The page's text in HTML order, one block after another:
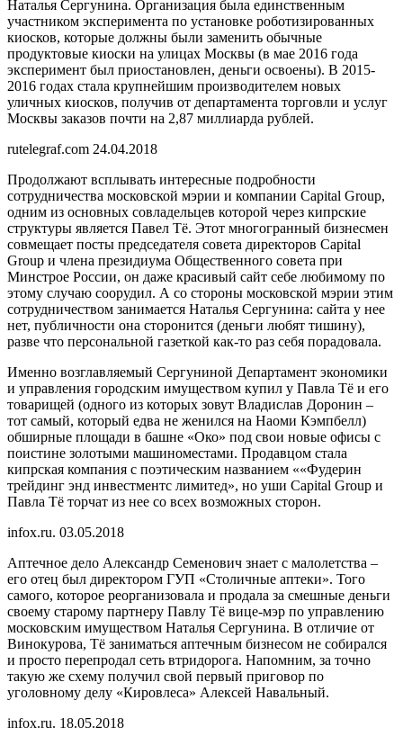
Наталья Сергунина. Организация была единственным
участником эксперимента по установке роботизированных
киосков, которые должны были заменить обычные
продуктовые киоски на улицах Москвы (в мае 2016 года
эксперимент был приостановлен, деньги освоены). В 2015-
2016 годах стала крупнейшим производителем новых
уличных киосков, получив от департамента торговли и услуг
Москвы заказов почти на 2,87 миллиарда рублей.
rutelegraf.com 24.04.2018
Продолжают всплывать интересные подробности
сотрудничества московской мэрии и компании Capital Group,
одним из основных совладельцев которой через кипрские
структуры является Павел Тё. Этот многогранный бизнесмен
совмещает посты председателя совета директоров Capital
Group и члена президиума Общественного совета при
Минстрое России, он даже красивый сайт себе любимому по
этому случаю соорудил. А со стороны московской мэрии этим
сотрудничеством занимается Наталья Сергунина: сайта у нее
нет, публичности она сторонится (деньги любят тишину),
разве что персональной газеткой как-то раз себя порадовала.
Именно возглавляемый Сергуниной Департамент экономики
и управления городским имуществом купил у Павла Тё и его
товарищей (одного из которых зовут Владислав Доронин –
тот самый, который едва не женился на Наоми Кэмпбелл)
обширные площади в башне «Око» под свои новые офисы с
поистине золотыми машиноместами. Продавцом стала
кипрская компания с поэтическим названием ««Фудерин
трейдинг энд инвестментс лимитед», но уши Capital Group и
Павла Тё торчат из нее со всех возможных сторон.
infox.ru. 03.05.2018
Аптечное дело Александр Семенович знает с малолетства –
его отец был директором ГУП «Столичные аптеки». Того
самого, которое реорганизовала и продала за смешные деньги
своему старому партнеру Павлу Тё вице-мэр по управлению
московским имуществом Наталья Сергунина. В отличие от
Винокурова, Тё заниматься аптечным бизнесом не собирался
и просто перепродал сеть втридорога. Напомним, за точно
такую же схему получил свой первый приговор по
уголовному делу «Кировлеса» Алексей Навальный.
infox.ru. 18.05.2018